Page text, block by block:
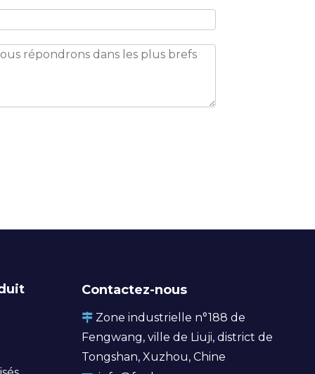
Contactez-nous
 Zone industrielle n°188 de
Fengwang, ville de Liuji, district de
Tongshan, Xuzhou, Chine